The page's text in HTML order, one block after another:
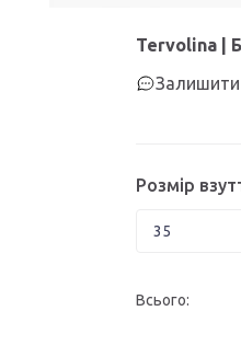
Tervolina |
Залишити
Розмір
Всього: